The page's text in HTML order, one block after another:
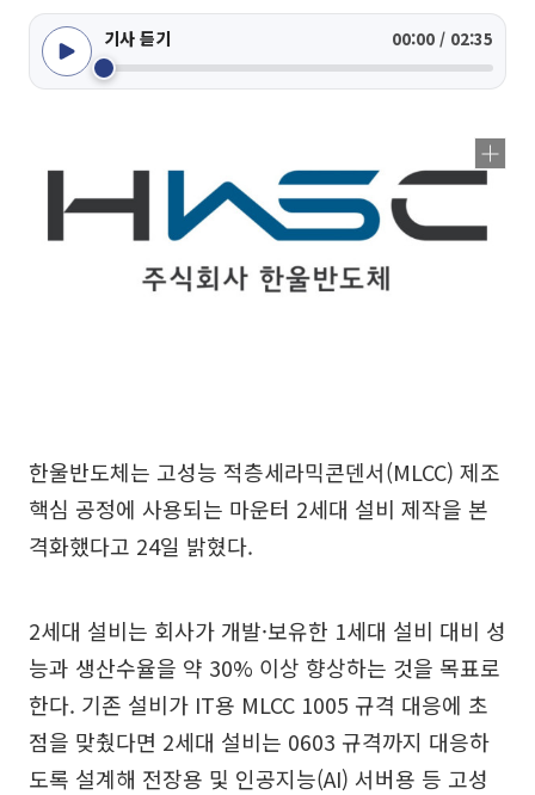
기사 듣기 00:00 / 02:35
한울반도체는 고성능 적층세라믹콘덴서(MLCC) 제조
핵심 공정에 사용되는 마운터 2세대 설비 제작을 본
격화했다고 24일 밝혔다.
2세대 설비는 회사가 개발·보유한 1세대 설비 대비 성
능과 생산수율을 약 30% 이상 향상하는 것을 목표로
한다. 기존 설비가 IT용 MLCC 1005 규격 대응에 초
점을 맞췄다면 2세대 설비는 0603 규격까지 대응하
도록 설계해 전장용 및 인공지능(AI) 서버용 등 고성